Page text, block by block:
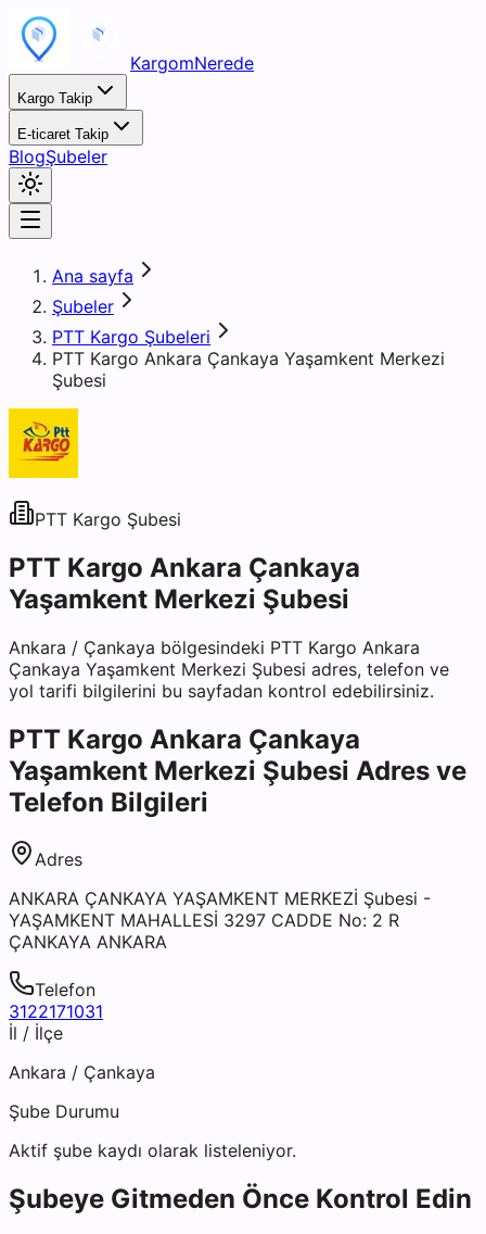
KargomNerede
Kargo Takip
E-ticaret Takip
BlogŞubeler
Ana sayfa
Şubeler
PTT Kargo Şubeleri
PTT Kargo Ankara Çankaya Yaşamkent Merkezi
Şubesi
PTT Kargo Şubesi
PTT Kargo Ankara Çankaya
Yaşamkent Merkezi Şubesi
Ankara / Çankaya bölgesindeki PTT Kargo Ankara
Çankaya Yaşamkent Merkezi Şubesi adres, telefon ve
yol tarifi bilgilerini bu sayfadan kontrol edebilirsiniz.
PTT Kargo Ankara Çankaya
Yaşamkent Merkezi Şubesi Adres ve
Telefon Bilgileri
Adres
ANKARA ÇANKAYA YAŞAMKENT MERKEZİ Şubesi -
YAŞAMKENT MAHALLESİ 3297 CADDE No: 2 R
ÇANKAYA ANKARA
Telefon
3122171031
İl / İlçe
Ankara / Çankaya
Şube Durumu
Aktif şube kaydı olarak listeleniyor.
Şubeye Gitmeden Önce Kontrol Edin